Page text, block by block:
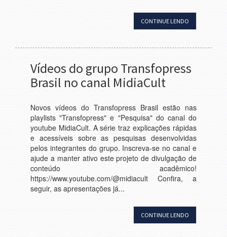
CONTINUE LENDO
Vídeos do grupo Transfopress
Brasil no canal MidiaCult
Novos vídeos do Transfopress Brasil estão nas
playlists "Transfopress" e "Pesquisa" do canal do
youtube MidiaCult. A série traz explicações rápidas
e acessíveis sobre as pesquisas desenvolvidas
pelos integrantes do grupo. Inscreva-se no canal e
ajude a manter ativo este projeto de divulgação de
conteúdo acadêmico!
https://www.youtube.com/@midiacult Confira, a
seguir, as apresentações já...
CONTINUE LENDO